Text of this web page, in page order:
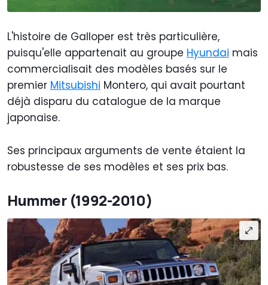
L'histoire de Galloper est très particulière,
puisqu'elle appartenait au groupe Hyundai mais
commercialisait des modèles basés sur le
premier Mitsubishi Montero, qui avait pourtant
déjà disparu du catalogue de la marque
japonaise.
Ses principaux arguments de vente étaient la
robustesse de ses modèles et ses prix bas.
Hummer (1992-2010)